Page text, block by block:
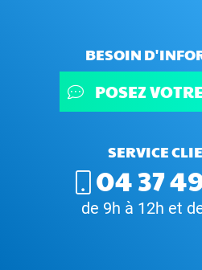
BESOIN
POSEZ
SERVICE
04 37
de 9h à 12h et